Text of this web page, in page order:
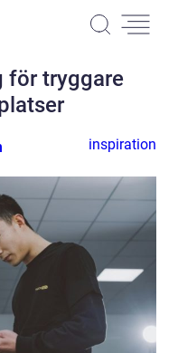
för tryggare
inspiration